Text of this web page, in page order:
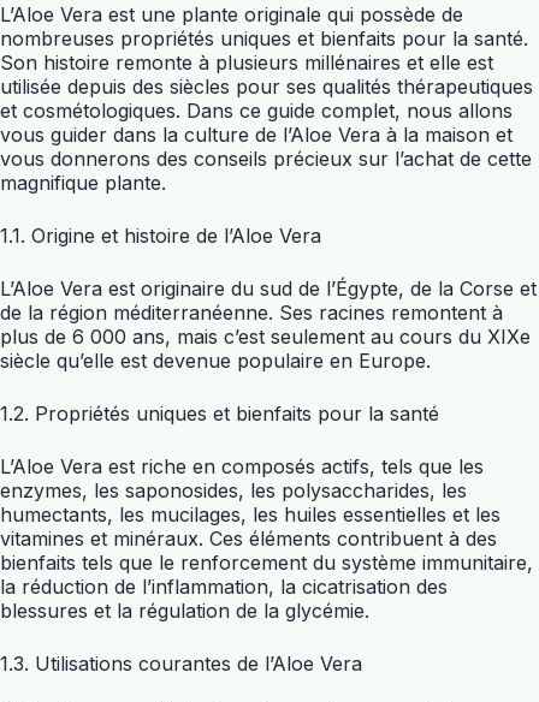
L’Aloe Vera est une plante originale qui possède de
nombreuses propriétés uniques et bienfaits pour la santé.
Son histoire remonte à plusieurs millénaires et elle est
utilisée depuis des siècles pour ses qualités thérapeutiques
et cosmétologiques. Dans ce guide complet, nous allons
vous guider dans la culture de l’Aloe Vera à la maison et
vous donnerons des conseils précieux sur l’achat de cette
magnifique plante.
1.1. Origine et histoire de l’Aloe Vera
L’Aloe Vera est originaire du sud de l’Égypte, de la Corse et
de la région méditerranéenne. Ses racines remontent à
plus de 6 000 ans, mais c’est seulement au cours du XIXe
siècle qu’elle est devenue populaire en Europe.
1.2. Propriétés uniques et bienfaits pour la santé
L’Aloe Vera est riche en composés actifs, tels que les
enzymes, les saponosides, les polysaccharides, les
humectants, les mucilages, les huiles essentielles et les
vitamines et minéraux. Ces éléments contribuent à des
bienfaits tels que le renforcement du système immunitaire,
la réduction de l’inflammation, la cicatrisation des
blessures et la régulation de la glycémie.
1.3. Utilisations courantes de l’Aloe Vera